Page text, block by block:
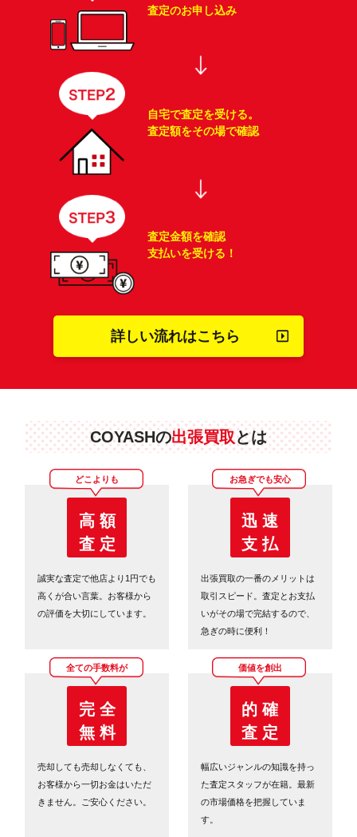
査定のお申し込み
自宅で査定を受ける。
査定額をその場で確認
査定金額を確認
支払いを受ける！
詳しい流れはこちら
COYASHの出張買取とは
どこよりも
高 額
査 定
誠実な査定で他店より1円でも
高くが合い言葉。お客様から
の評価を大切にしています。
お急ぎでも安心
迅 速
支 払
出張買取の一番のメリットは
取引スピード。査定とお支払
いがその場で完結するので、
急ぎの時に便利！
全ての手数料が
完 全
無 料
売却しても売却しなくても、
お客様から一切お金はいただ
きません。ご安心ください。
価値を創出
的 確
査 定
幅広いジャンルの知識を持っ
た査定スタッフが在籍。最新
の市場価格を把握していま
す。